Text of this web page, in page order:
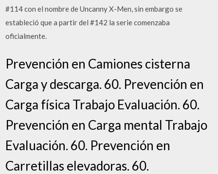
#114 con el nombre de Uncanny X-Men, sin embargo se
estableció que a partir del #142 la serie comenzaba
oficialmente.
Prevención en Camiones cisterna
Carga y descarga. 60. Prevención en
Carga física Trabajo Evaluación. 60.
Prevención en Carga mental Trabajo
Evaluación. 60. Prevención en
Carretillas elevadoras. 60.